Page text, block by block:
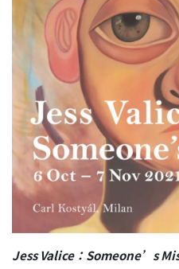
Jess Valice：Someone’s